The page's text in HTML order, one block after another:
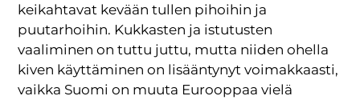
keikahtavat kevään tullen pihoihin ja
puutarhoihin. Kukkasten ja istutusten
vaaliminen on tuttu juttu, mutta niiden ohella
kiven käyttäminen on lisääntynyt voimakkaasti,
vaikka Suomi on muuta Eurooppaa vielä